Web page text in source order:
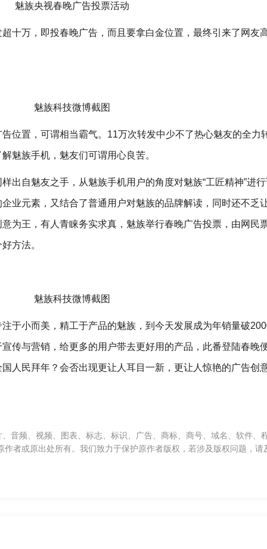
魅族央视春晚广告投票活动
十万，即投春晚广告，而且要拿白金位置，最终引来了网友
魅族科技微博截图
位置，可谓相当霸气。11万次转发中少不了热心魅友的全力
魅族手机，魅友们可谓用心良苦。
出自魅友之手，从魅族手机用户的角度对魅族“工匠精神”进
业元素，又结合了普通用户对魅族的品牌解读，同时还不乏
为王，有人青睐务实求真，魅族举行春晚广告投票，由网民
方法。
魅族科技微博截图
于小而美，精工于产品的魅族，到今天发展成为年销量破
传与营销，给更多的用户带去更好用的产品，此番登陆春晚
人民拜年？会否出现更让人耳目一新，更让人惊艳的广告创
音频、视频、图表、标志、标识、广告、商标、商号、域名、软件、
者或原出处所有。我们致力于保护原作者版权，若涉及版权问题，请